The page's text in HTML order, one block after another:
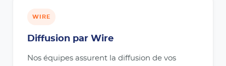
WIRE
Diffusion par Wire
Nos équipes assurent la diffusion de vos